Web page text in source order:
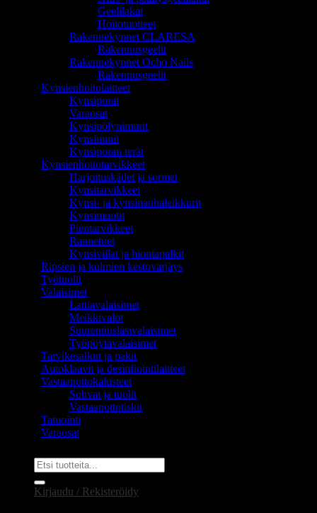
Geelilakat
Hoitotuotteet
Rakennekynnet CLARESA
Rakennusgeelit
Rakennekynnet Ocho Nails
Rakennusgeelit
Kynsienhoitolaitteet
Kynsiporat
Varaosat
Kynsipölynimurit
Kynsiuunit
Kynsiporan terät
Kynsienhoitotarvikkeet
Harjoituskädet ja sormet
Kynsitarvikkeet
Kynsi- ja kynsinauhaleikkurit
Kynsimuotit
Pientarvikkeet
Rannetuet
Kynsiviilat ja hiontapalkit
Ripsien ja kulmien kestovärjäys
Työtuolit
Valaisimet
Lattiavalaisimet
Meikkivalot
Suurennuslasivalaisimet
Työpöytävalaisimet
Tarvikesalkut ja pakit
Autoklaavit ja desinfiointilaitteet
Vastaanottokalusteet
Sohvat ja tuolit
Vastaanottotiskit
Tatuointi
Varaosat
Etsi:
Kirjaudu / Rekisteröidy